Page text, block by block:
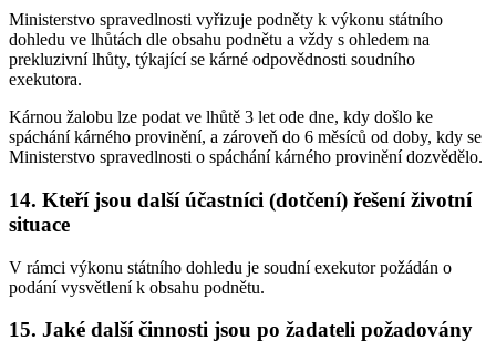
Ministerstvo spravedlnosti vyřizuje podněty k výkonu státního
dohledu ve lhůtách dle obsahu podnětu a vždy s ohledem na
prekluzivní lhůty, týkající se kárné odpovědnosti soudního
exekutora.
Kárnou žalobu lze podat ve lhůtě 3 let ode dne, kdy došlo ke
spáchání kárného provinění, a zároveň do 6 měsíců od doby, kdy se
Ministerstvo spravedlnosti o spáchání kárného provinění dozvědělo.
14. Kteří jsou další účastníci (dotčení) řešení životní
situace
V rámci výkonu státního dohledu je soudní exekutor požádán o
podání vysvětlení k obsahu podnětu.
15. Jaké další činnosti jsou po žadateli požadovány